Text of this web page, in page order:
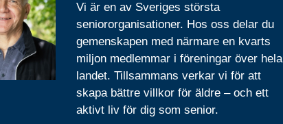
Vi är en av Sveriges största
seniororganisationer. Hos oss delar du
gemenskapen med närmare en kvarts
miljon medlemmar i föreningar över hela
landet. Tillsammans verkar vi för att
skapa bättre villkor för äldre – och ett
aktivt liv för dig som senior.